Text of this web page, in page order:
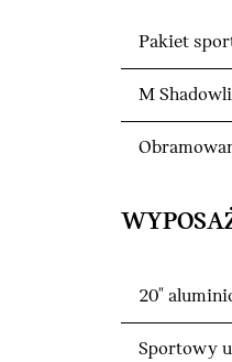
Pakiet
M
20"
Sportowy